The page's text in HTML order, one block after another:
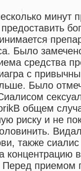
минут
Было
средства
с
Было
общем
риску и не
также
концентрацию
приемом